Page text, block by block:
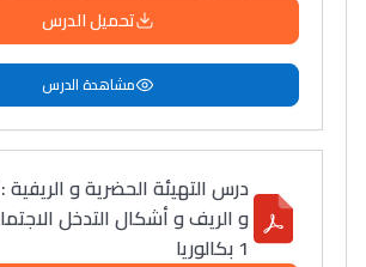
تحميل الدرس
مشاهدة الدرس
درس التهيئة الحضرية و الريفية
و الريف و أشكال التدخل
1 بكالوريا